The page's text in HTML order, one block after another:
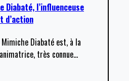
Diabaté, l’influenceuse
d’action
Diabaté est, à la
très connue…